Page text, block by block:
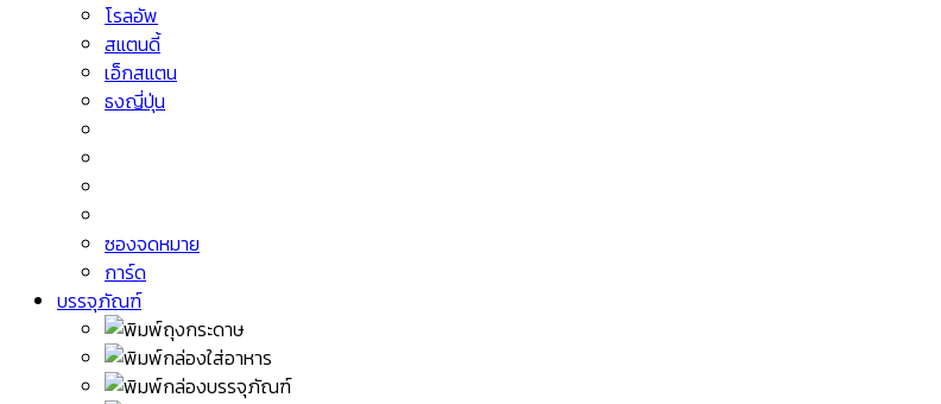
โรลอัพ
สแตนดี้
เอ็กสแตน
ธงญี่ปุ่น
ซองจดหมาย
การ์ด
บรรจุภัณฑ์